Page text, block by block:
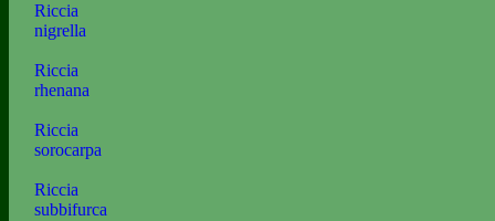
Riccia
nigrella
Riccia
rhenana
Riccia
sorocarpa
Riccia
subbifurca